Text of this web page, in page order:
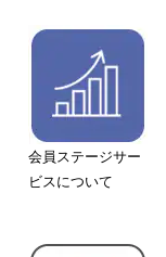
会員ステージサー
ビスについて